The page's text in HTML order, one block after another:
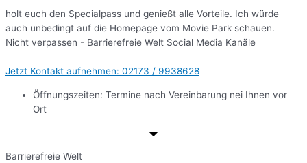
holt euch den Specialpass und genießt alle Vorteile. Ich würde
auch unbedingt auf die Homepage vom Movie Park schauen.
Nicht verpassen - Barrierefreie Welt Social Media Kanäle
Jetzt Kontakt aufnehmen: 02173 / 9938628
Öffnungszeiten: Termine nach Vereinbarung nei Ihnen vor
Ort
Barrierefreie Welt